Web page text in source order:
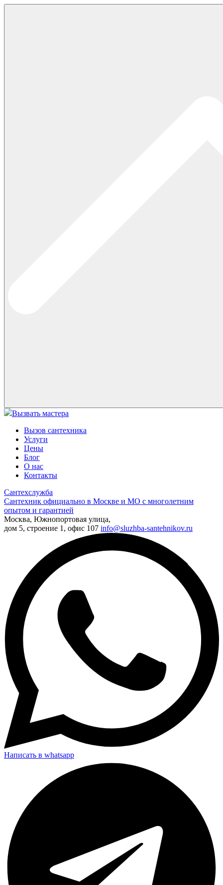
Вызвать мастера
Вызов сантехника
Услуги
Цены
Блог
О нас
Контакты
Сантехслужба
Сантехник официально в Москве и МО с многолетним
опытом и гарантией
Москва, Южнопортовая улица,
дом 5, строение 1, офис 107 info@sluzhba-santehnikov.ru
Написать в whatsapp